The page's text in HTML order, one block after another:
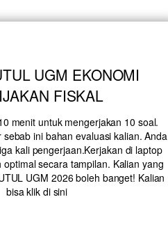
UGM EKONOMI
FISKAL
menit untuk mengerjakan 10 soal.
ini bahan evaluasi kalian. Anda
kali pengerjaan.Kerjakan di laptop
secara tampilan. Kalian yang
UGM 2026 boleh banget! Kalian
bisa klik di sini